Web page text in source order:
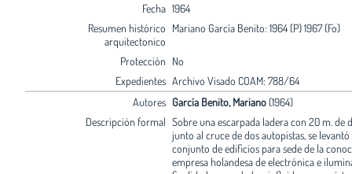
Fecha 1964
Resumen histórico
arquitectonico
Mariano García Benito: 1964 (P) 1967 (Fo)
Protección No
Expedientes Archivo Visado COAM: 788/64
Autores García Benito, Mariano(1964)
Descripción formal Sobre una escarpada ladera con 20 m. de
junto al cruce de dos autopistas, se levantó
conjunto de edificios para sede de la
empresa holandesa de electrónica e